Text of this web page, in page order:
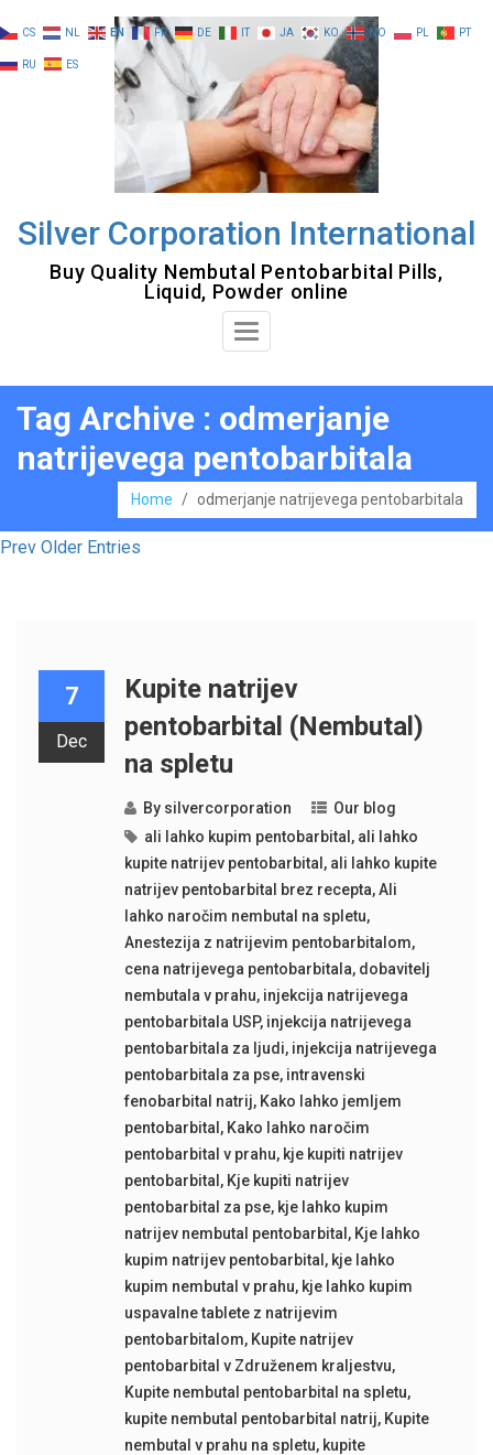
to
content
Silver Corporation International
Buy Quality Nembutal Pentobarbital Pills,
Liquid, Powder online
Toggle
Tag Archive : odmerjanje
natrijevega pentobarbitala
Home / odmerjanje natrijevega pentobarbitala
Prev Older Entries
7
Dec
Kupite natrijev
pentobarbital (Nembutal)
na spletu
By silvercorporation
Our blog
ali lahko kupim pentobarbital , ali lahko
kupite natrijev pentobarbital , ali lahko kupite
natrijev pentobarbital brez recepta,Ali
lahko naročim nembutal na spletu,
Anestezija z natrijevim pentobarbitalom,
cena natrijevega pentobarbitala, dobavitelj
nembutala v prahu, injekcija natrijevega
pentobarbitala USP, injekcija natrijevega
pentobarbitala za ljudi, injekcija natrijevega
pentobarbitala za pse, intravenski
fenobarbital natrij, Kako lahko jemljem
pentobarbital , Kako lahko naročim
pentobarbital v prahu, kje kupiti natrijev
pentobarbital , Kje kupiti natrijev
pentobarbital za pse, kje lahko kupim
natrijev nembutal pentobarbital , Kje lahko
kupim natrijev pentobarbital , kje lahko
kupim nembutal v prahu, kje lahko kupim
uspavalne tablete z natrijevim
pentobarbitalom, Kupite natrijev
pentobarbital v Združenem kraljestvu,
Kupite nembutal pentobarbital na spletu,
kupite nembutal pentobarbital natrij, Kupite
nembutal v prahu na spletu, kupite
CS NL EN FR DE IT JA KO NO PL PT
RU ES